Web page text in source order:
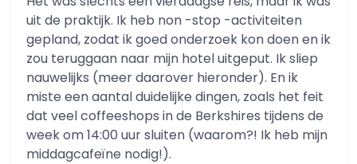
uit de praktijk. Ik heb non -stop -activiteiten
gepland, zodat ik goed onderzoek kon doen en ik
zou teruggaan naar mijn hotel uitgeput. Ik sliep
nauwelijks (meer daarover hieronder). En ik
miste een aantal duidelijke dingen, zoals het feit
dat veel coffeeshops in de Berkshires tijdens de
week om 14:00 uur sluiten (waarom?! Ik heb mijn
middagcafeïne nodig!).